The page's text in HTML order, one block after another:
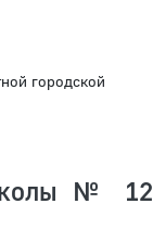
городской
№ 12